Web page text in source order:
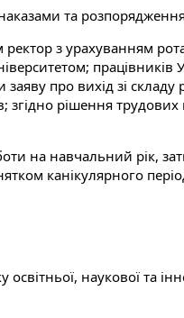
та
з урахуванням
працівників
про вихід зі складу
згідно рішення
на навчальний рік,
канікулярного
наукової та